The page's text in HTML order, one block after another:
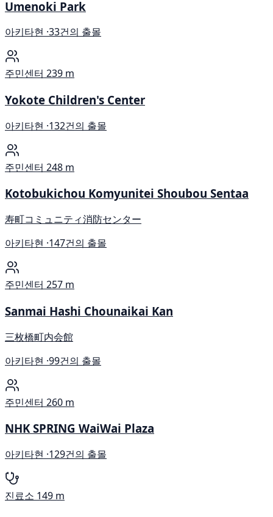
Umenoki Park
아키타현 ·33건의 출몰
주민센터 239 m
Yokote Children's Center
아키타현 ·132건의 출몰
주민센터 248 m
Kotobukichou Komyunitei Shoubou Sentaa
寿町コミュニティ消防センター
아키타현 ·147건의 출몰
주민센터 257 m
Sanmai Hashi Chounaikai Kan
三枚橋町内会館
아키타현 ·99건의 출몰
주민센터 260 m
NHK SPRING WaiWai Plaza
아키타현 ·129건의 출몰
진료소 149 m